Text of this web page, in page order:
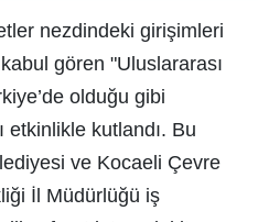
nezdindeki girişimleri
gören "Uluslararası
olduğu gibi
etkinlikle kutlandı. Bu
ve Kocaeli Çevre
İl Müdürlüğü iş